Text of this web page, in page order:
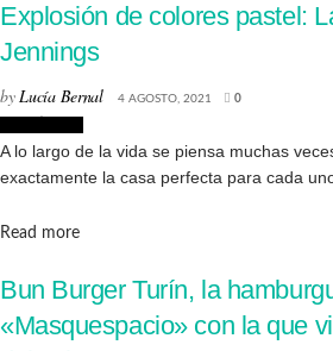
Explosión de colores pastel:
Jennings
byLucía Bernal 4 AGOSTO, 2021 0
A lo largo de la vida se piensa muchas
exactamente la casa perfecta para cada
Read moreDetails
Bun Burger Turín, la
«Masquespacio» con la que